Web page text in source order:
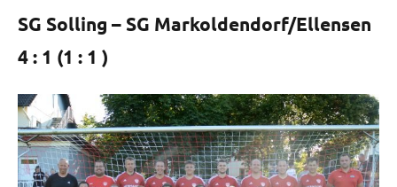
SG Solling – SG Markoldendorf/Ellensen
4 : 1 (1 : 1 )